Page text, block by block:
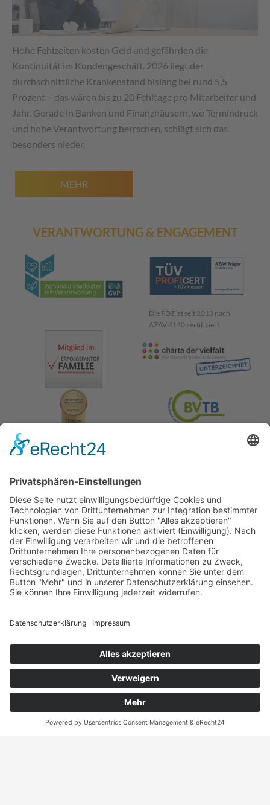
Hohe Fehlzeiten kosten Geld und gefährden die
Kontinuität im Kundengeschäft. 2026 liegt der
durchschnittliche Krankenstand bislang bei rund 5,5
Prozent – das wären bis zu 20 Fehltage pro Mitarbeiter und
Jahr. Gerade in Banken und Finanzhäusern, wo Termindruck
und hohe Verantwortung herrschen, schlägt sich das
besonders nieder.
MEHR
VERANTWORTUNG & ENGAGEMENT
Die PDZ ist seit 2013 nach
AZAV 4140 zertifiziert.
Landgraf-Philipps-Anlage 66
info@pdz.de
Webwww.pdz.de